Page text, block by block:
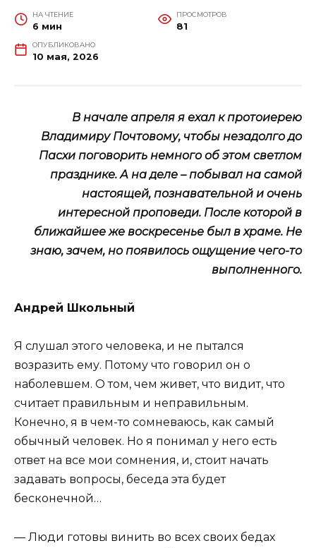
НА ЧТЕНИЕ
6 мин
ПРОСМОТРОВ
81
ОПУБЛИКОВАНО
10 мая, 2026
В начале апреля я ехал к протоиерею
Владимиру Почтовому, чтобы незадолго до
Пасхи поговорить немного об этом светлом
празднике. А на деле – побывал на самой
настоящей, познавательной и очень
интересной проповеди. После которой в
ближайшее же воскресенье был в храме. Не
знаю, зачем, но появилось ощущение чего-то
выполненного.
Андрей Школьный
Я слушал этого человека, и не пытался
возразить ему. Потому что говорил он о
наболевшем. О том, чем живет, что видит, что
считает правильным и неправильным.
Конечно, я в чем-то сомневаюсь, как самый
обычный человек. Но я понимал у него есть
ответ на все мои сомнения, и, стоит начать
задавать вопросы, беседа эта будет
бесконечной…
— Люди готовы винить во всех своих бедах